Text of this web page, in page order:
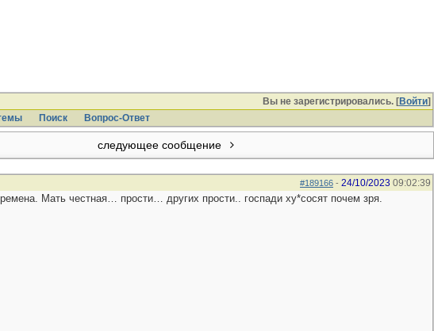
Вы не зарегистрировались. [Войти]
Поиcк Вопрос-Ответ
следующее сообщение
#189166 - 24/10/2023 09:02:39
Мать честная… прости… других прости.. госпади ху*сосят почем зря.